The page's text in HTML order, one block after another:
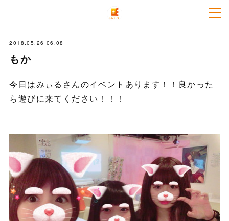
2018.05.26 06:08
もか
今日はみぃるさんのイベントあります！！良かった
ら遊びに来てください！！！